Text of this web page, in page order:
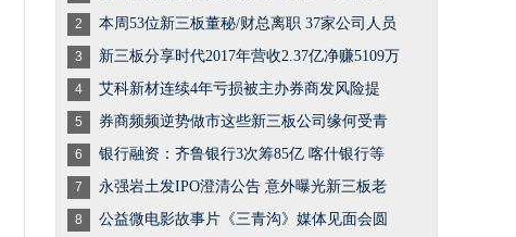
2 本周53位新三板董秘/财总离职 37家公司人员
3 新三板分享时代2017年营收2.37亿净赚5109万
4 艾科新材连续4年亏损被主办券商发风险提
5 券商频频逆势做市这些新三板公司缘何受青
6 银行融资：齐鲁银行3次筹85亿 喀什银行等
7 永强岩土发IPO澄清公告 意外曝光新三板老
8 公益微电影故事片《三青沟》媒体见面会圆